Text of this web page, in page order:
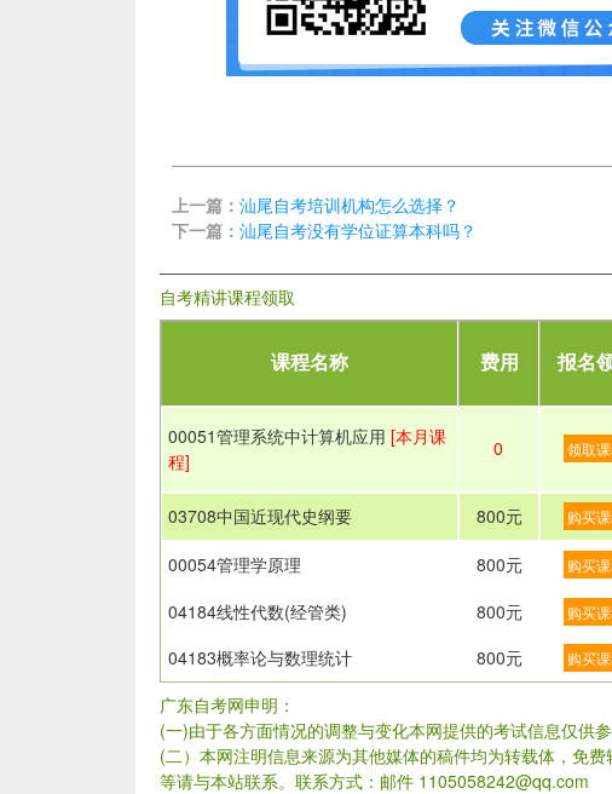
上一篇： 汕尾自考培训机构怎么选择？
下一篇： 汕尾自考没有学位证算本科吗？
自考精讲课程领取
课程名称 费用 报名
00051管理系统中计算机应用 [本月课
程]
0 领取
03708中国近现代史纲要 800元 购买
00054管理学原理 800元 购买
04184线性代数(经管类) 800元 购买
04183概率论与数理统计 800元 购买
广东自考网申明：
(一)由于各方面情况的调整与变化本网提供的考试信息仅供
(二）本网注明信息来源为其他媒体的稿件均为转载体，免
等请与本站联系。联系方式：邮件 1105058242@qq.com